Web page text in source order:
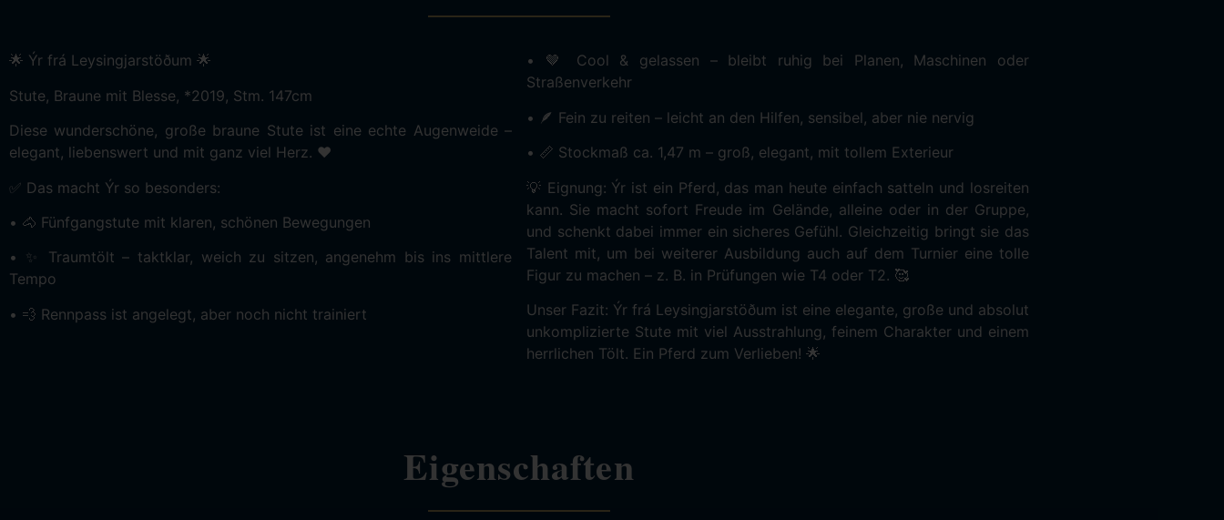
🌟 Ýr frá Leysingjarstöðum 🌟
Stute, Braune mit Blesse, *2019, Stm. 147cm
Diese wunderschöne, große braune Stute ist eine echte Augenweide –
elegant, liebenswert und mit ganz viel Herz. ❤️
✅ Das macht Ýr so besonders:
• 🐴 Fünfgangstute mit klaren, schönen Bewegungen
• ✨ Traumtölt – taktklar, weich zu sitzen, angenehm bis ins mittlere
Tempo
• 💨 Rennpass ist angelegt, aber noch nicht trainiert
• 🤎 Cool & gelassen – bleibt ruhig bei Planen, Maschinen oder
Straßenverkehr
• 🪶 Fein zu reiten – leicht an den Hilfen, sensibel, aber nie nervig
• 📏 Stockmaß ca. 1,47 m – groß, elegant, mit tollem Exterieur
💡 Eignung: Ýr ist ein Pferd, das man heute einfach satteln und losreiten
kann. Sie macht sofort Freude im Gelände, alleine oder in der Gruppe,
und schenkt dabei immer ein sicheres Gefühl. Gleichzeitig bringt sie das
Talent mit, um bei weiterer Ausbildung auch auf dem Turnier eine tolle
Figur zu machen – z. B. in Prüfungen wie T4 oder T2. 🥰
Unser Fazit: Ýr frá Leysingjarstöðum ist eine elegante, große und absolut
unkomplizierte Stute mit viel Ausstrahlung, feinem Charakter und einem
herrlichen Tölt. Ein Pferd zum Verlieben! 🌟
Eigenschaften